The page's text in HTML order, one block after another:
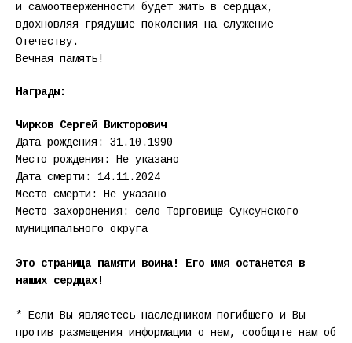
и самоотверженности будет жить в сердцах,
вдохновляя грядущие поколения на служение
Отечеству.
Вечная память!
Награды:
Чирков Сергей Викторович
Дата рождения: 31.10.1990
Место рождения: Не указано
Дата смерти: 14.11.2024
Место смерти: Не указано
Место захоронения: село Торговище Суксунского
муниципального округа
Это страница памяти воина! Его имя останется в
наших сердцах!
* Если Вы являетесь наследником погибшего и Вы
против размещения информации о нем, сообщите нам об